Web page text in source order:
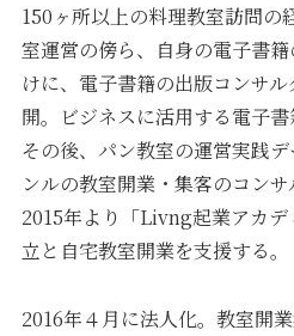
150ヶ所以上の料理教室訪問の
室運営の傍ら、自身の電子書
けに、電子書籍の出版コンサ
開。ビジネスに活用する電子書
その後、パン教室の運営実践
ンルの教室開業・集客のコンサ
2015年より「Livng起業アカ
立と自宅教室開業を支援する。
2016年４月に法人化。教室開